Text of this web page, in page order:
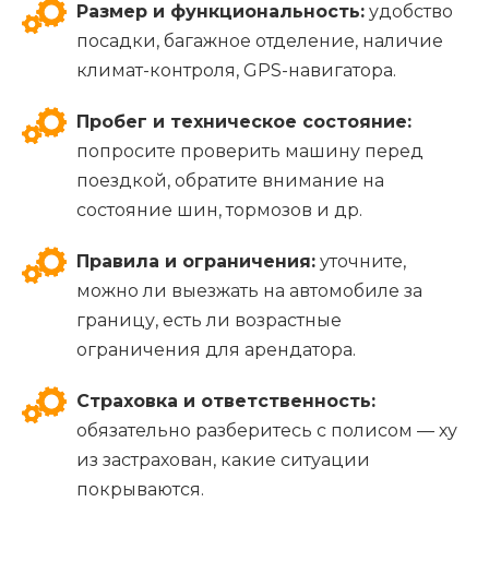
Размер и функциональность: удобство
посадки, багажное отделение, наличие
климат-контроля, GPS-навигатора.
Пробег и техническое состояние:
попросите проверить машину перед
поездкой, обратите внимание на
состояние шин, тормозов и др.
Правила и ограничения: уточните,
можно ли выезжать на автомобиле за
границу, есть ли возрастные
ограничения для арендатора.
Страховка и ответственность:
обязательно разберитесь с полисом — ху
из застрахован, какие ситуации
покрываются.